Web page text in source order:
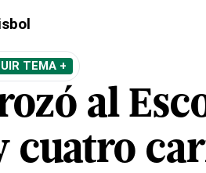
TEMA +
al
cuatro